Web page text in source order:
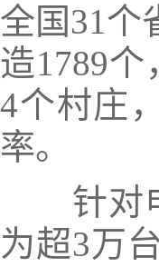
全国31个
造1789
4个村庄
率。
针对
为超3万